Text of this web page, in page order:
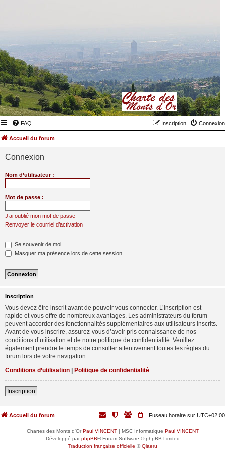
FAQ Connexion
Inscription
Accueil du forum
Connexion
Nom d’utilisateur :
Mot de passe :
J’ai oublié mon mot de passe
Renvoyer le courriel d’activation
Se souvenir de moi
Masquer ma présence lors de cette session
Inscription
Vous devez être inscrit avant de pouvoir vous connecter. L’inscription est
rapide et vous offre de nombreux avantages. Les administrateurs du forum
peuvent accorder des fonctionnalités supplémentaires aux utilisateurs inscrits.
Avant de vous inscrire, assurez-vous d’avoir pris connaissance de nos
conditions d’utilisation et de notre politique de confidentialité. Veuillez
également prendre le temps de consulter attentivement toutes les règles du
forum lors de votre navigation.
Conditions d’utilisation | Politique de confidentialité
Inscription
Accueil du forum Fuseau horaire sur UTC+02:00
Chartes des Monts d'OrPaul VINCENT| MSC Informatique Paul VINCENT
Développé parphpBB® Forum Software © phpBB Limited
Traduction française officielle ©Qiaeru